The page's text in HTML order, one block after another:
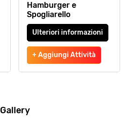
Hamburger e
Spogliarello
Ulteriori informazioni
+ Aggiungi Attività
Gallery